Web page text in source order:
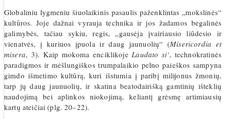
Globaliniu lygmeniu šiuolaikinis pasaulis paženklintas „mokslinės“
kultūros. Joje dažnai vyrauja technika ir jos žadamos begalinės
galimybės, tačiau sykiu, regis, „gausėja įvairiausio liūdesio ir
vienatvės, į kuriuos įpuola ir daug jaunuolių“ (Misericordia et
misera, 3). Kaip mokoma enciklikojeLaudato si‘, technokratinės
paradigmos ir mėšlungiškos trumpalaikio pelno paieškos sampyna
gimdo išmetimo kultūrą, kuri išstumia į paribį milijonus žmonių,
tarp jų daug jaunuolių, ir skatina beatodairišką gamtinių išteklių
naudojimą bei aplinkos niokojimą, keliantį grėsmę artimiausių
kartų ateičiai (plg. 20–22).